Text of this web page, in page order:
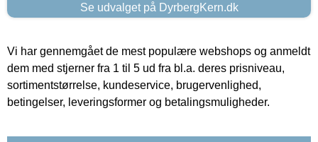
Se udvalget på DyrbergKern.dk
Vi har gennemgået de mest populære webshops og anmeldt
dem med stjerner fra 1 til 5 ud fra bl.a. deres prisniveau,
sortimentstørrelse, kundeservice, brugervenlighed,
betingelser, leveringsformer og betalingsmuligheder.